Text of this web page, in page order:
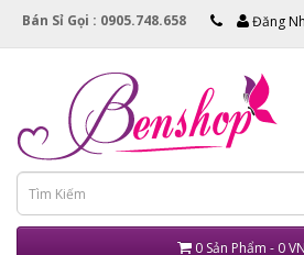
Bán Sỉ Gọi : 0905.748.658 Đăng
0 Sản Phẩm - 0